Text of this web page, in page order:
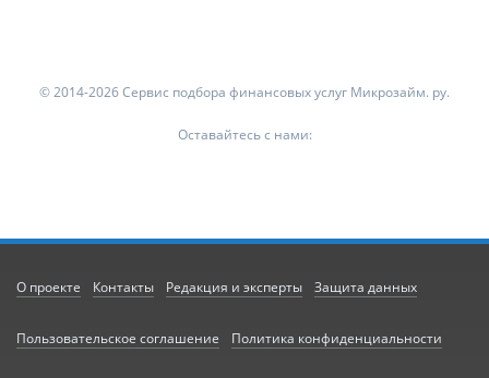
© 2014-2026 Сервис подбора финансовых услуг Микрозайм. ру.
Оставайтесь с нами:
О проекте Контакты Редакция и эксперты Защита данных
Пользовательское соглашение Политика конфиденциальности